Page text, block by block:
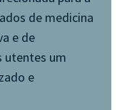
de medicina
e de
utentes um
e